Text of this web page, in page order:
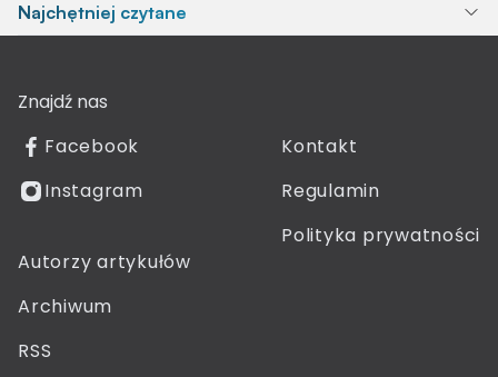
Najchętniej czytane
Znajdź nas
Facebook
Instagram
Kontakt
Regulamin
Polityka prywatności
Autorzy artykułów
Archiwum
RSS